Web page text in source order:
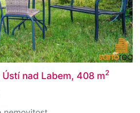
nad Labem, 408 m2